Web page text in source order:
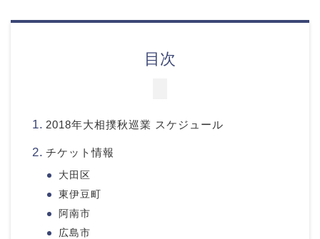
目次
2018年大相撲秋巡業 スケジュール
チケット情報
大田区
東伊豆町
阿南市
広島市